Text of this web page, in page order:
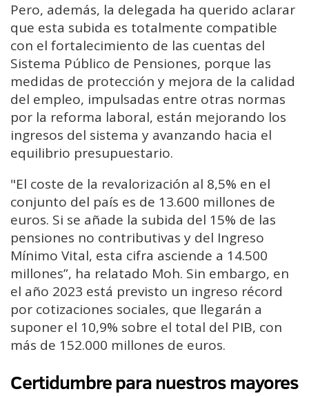
Pero, además, la delegada ha querido aclarar
que esta subida es totalmente compatible
con el fortalecimiento de las cuentas del
Sistema Público de Pensiones, porque las
medidas de protección y mejora de la calidad
del empleo, impulsadas entre otras normas
por la reforma laboral, están mejorando los
ingresos del sistema y avanzando hacia el
equilibrio presupuestario.
"El coste de la revalorización al 8,5% en el
conjunto del país es de 13.600 millones de
euros. Si se añade la subida del 15% de las
pensiones no contributivas y del Ingreso
Mínimo Vital, esta cifra asciende a 14.500
millones”, ha relatado Moh. Sin embargo, en
el año 2023 está previsto un ingreso récord
por cotizaciones sociales, que llegarán a
suponer el 10,9% sobre el total del PIB, con
más de 152.000 millones de euros.
Certidumbre para nuestros mayores